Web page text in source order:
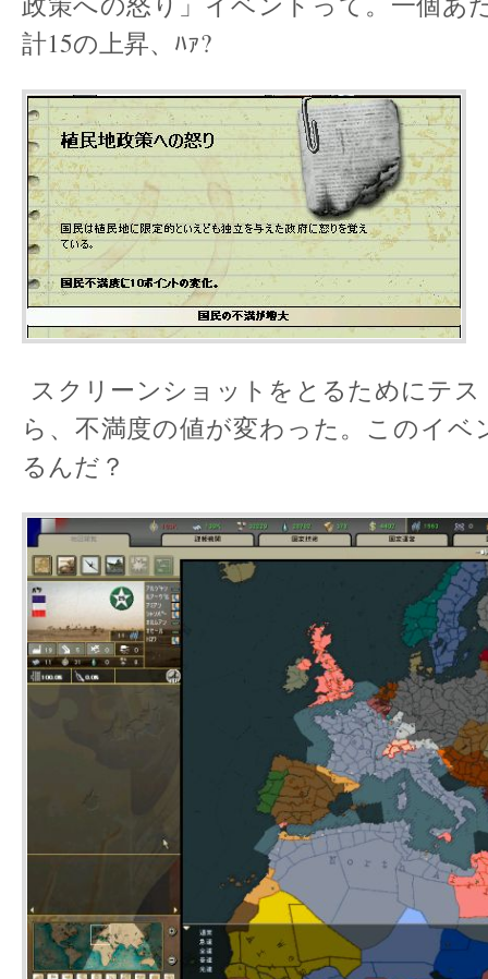
計15の上昇、ﾊｧ?
スクリーンショットをとるためにテ
ら、不満度の値が変わった。このイ
るんだ？